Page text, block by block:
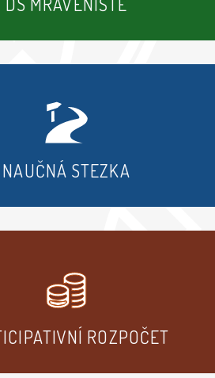
NAUČNÁ STEZKA
ROZPOČET